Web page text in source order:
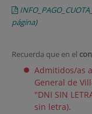
página)
Recuerda que en el
Admitidos/as
General de
"DNI SIN
sin letra).